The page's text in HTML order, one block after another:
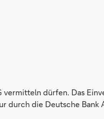
dürfen. Das
durch die Deutsche